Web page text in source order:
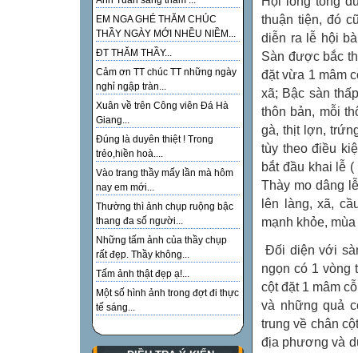
EM NGA GHÉ THĂM CHÚC
THẦY NGÀY MỚI NHỀU NIỀM...
ĐT THĂM THẦY...
Cảm ơn TT chúc TT những ngày
nghỉ ngập tràn...
Xuân về trên Công viên Đá Hà
Giang...
Đúng là duyên thiệt ! Trong
trẻo,hiền hoà....
Vào trang thầy mấy lần mà hôm
nay em mới...
Thường thì ảnh chụp ruộng bậc
thang đa số người...
Những tấm ảnh của thầy chụp
rất đẹp. Thầy không...
Tấm ảnh thật đẹp ạ!...
Một số hình ảnh trong đợt đi thực
tế sáng...
thuận tiện, đó
diễn ra lễ hội
Sàn được bắc
đặt vừa 1 mâm
xã; Bậc sàn
thôn bản, mỗi
gà, thịt lợn,
tùy theo điều
bắt đầu khai lễ
Thày mo dâng
lên làng, xã,
mạnh khỏe,
Đối diện với
ngọn có 1 vòng
cột đặt 1 mâm
và những quả
trung về chân
địa phương và